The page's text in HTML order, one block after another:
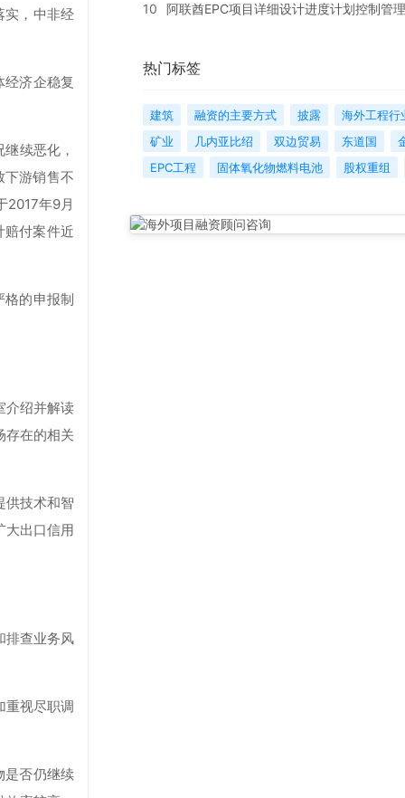
实，中非经
济企稳复
续恶化，
游销售不
2017年9月
付案件近
的申报制
介绍并解读
存在的相关
供技术和智
大出口信用
排查业务风
重视尽职调
是否仍继续
10 阿联酋EPC项目详细设计进度计划控制管
热门标签
建筑 融资的主要方式 披露
海外工程行
矿业
几内亚比绍 双边贸易 东道国
EPC工程
固体氧化物燃料电池 股权重组